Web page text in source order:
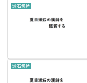
漱石漢詩
漱石漢詩